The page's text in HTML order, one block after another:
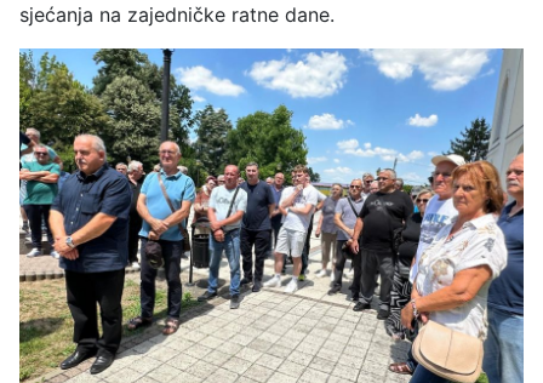
sjećanja na zajedničke ratne dane.